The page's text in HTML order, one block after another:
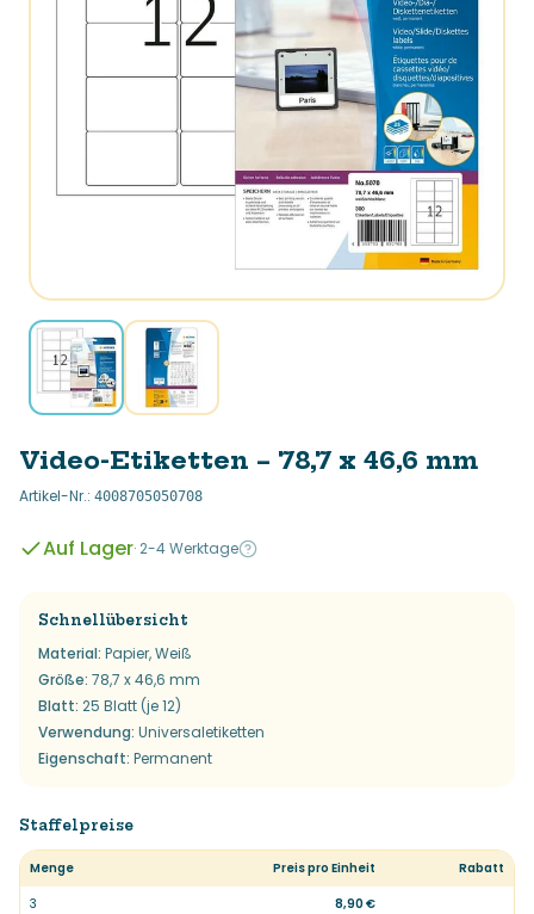
Video-Etiketten – 78,7 x 46,6 mm
Artikel-Nr.: 4008705050708
Auf Lager· 2-4 Werktage
Schnellübersicht
Material: Papier, Weiß
Größe: 78,7 x 46,6 mm
Blatt: 25 Blatt (je 12)
Verwendung: Universaletiketten
Eigenschaft: Permanent
Staffelpreise
Menge Preis pro Einheit
Rabatt
3
8,90 €